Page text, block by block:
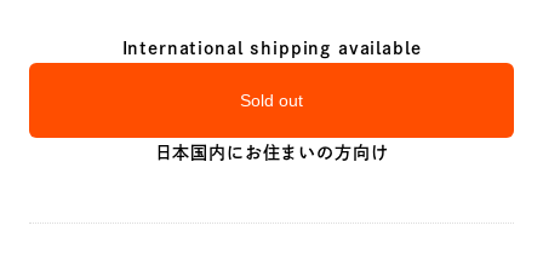
International shipping available
Sold out
日本国内にお住まいの方向け